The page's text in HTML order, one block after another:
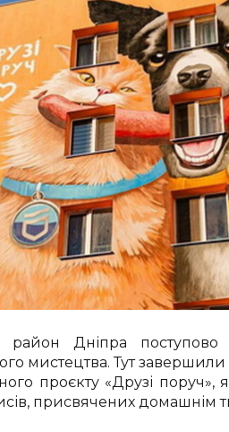
район Дніпра
мистецтва. Тут
проєкту «Друзі поруч»,
присвячених домашнім